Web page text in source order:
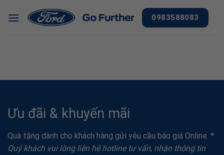
đến
0983588083
Ưu đãi & khuyến mãi
Quà tặng dành cho khách hàng gửi yêu cầu báo giá Online. *
Quý khách vui lòng liên hệ hotline tư vấn, nhận thông tin